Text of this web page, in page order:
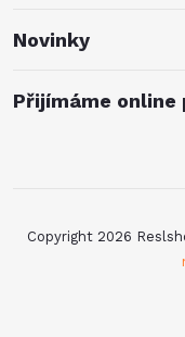
Novinky
Přijímáme online
Copyright 2026